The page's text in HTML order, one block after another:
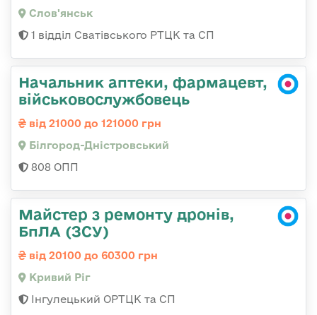
Слов'янськ
1 відділ Сватівського РТЦК та СП
Начальник аптеки, фармацевт,
військовослужбовець
від 21000 до 121000 грн
Білгород-Дністровський
808 ОПП
Майстер з ремонту дронів,
БпЛА (ЗСУ)
від 20100 до 60300 грн
Кривий Ріг
Інгулецький ОРТЦК та СП